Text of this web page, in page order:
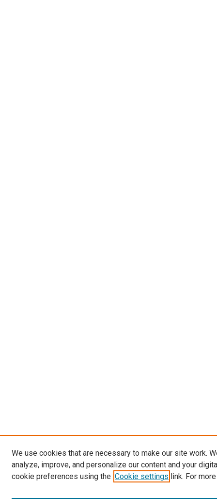
We use cookies that are necessary to make our site work.
analyze, improve, and personalize our content and your
cookie preferences using the Cookie settings link. For